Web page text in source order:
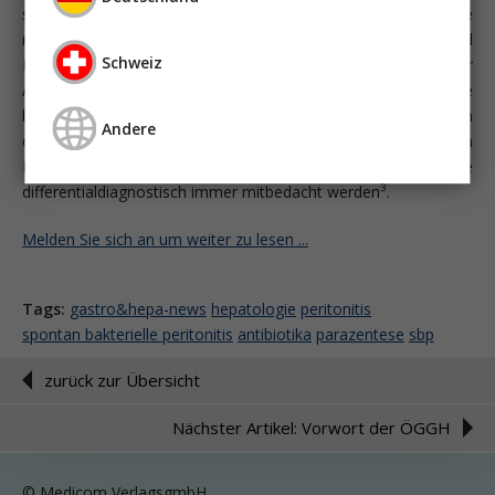
sekundären Infektionen des Peritoneums eine
monomikrobielle Infektion zugrunde. Als Risikofaktoren sind
Patientenalter, Stadium der Leberzirrhose, fortgesetzter
Alkoholkonsum sowie als größter einzelner Risikofaktor die
bereits stattgehabte SBP zu nennen. Findet sich eine SBP in
der Anamnese, muss von einer bereits gestörten
Barrierefunktion ausgegangen werden und die SBP sollte
differentialdiagnostisch immer mitbedacht werden3.
Melden Sie sich an um weiter zu lesen ...
Tags: gastro&hepa-news hepatologie peritonitis
spontan bakterielle peritonitis antibiotika parazentese sbp
zurück zur Übersicht
Nächster Artikel: Vorwort der ÖGGH
Schweiz
Andere